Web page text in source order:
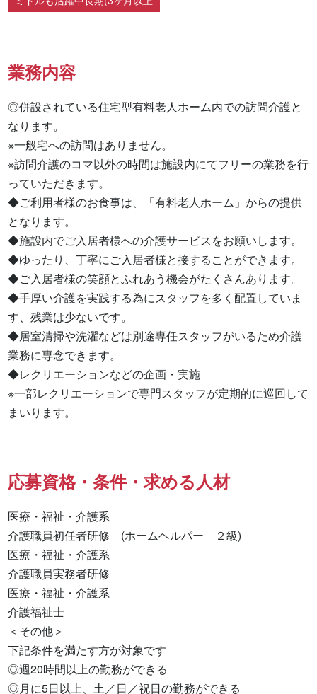
業務内容
◎併設されている住宅型有料老人ホーム内での訪問介護と
なります。
※一般宅への訪問はありません。
※訪問介護のコマ以外の時間は施設内にてフリーの業務を行
っていただきます。
◆ご利用者様のお食事は、「有料老人ホーム」からの提供
となります。
◆施設内でご入居者様への介護サービスをお願いします。
◆ゆったり、丁寧にご入居者様と接することができます。
◆ご入居者様の笑顔とふれあう機会がたくさんあります。
◆手厚い介護を実践する為にスタッフを多く配置していま
す、残業は少ないです。
◆居室清掃や洗濯などは別途専任スタッフがいるため介護
業務に専念できます。
◆レクリエーションなどの企画・実施
※一部レクリエーションで専門スタッフが定期的に巡回して
まいります。
応募資格・条件・求める人材
医療・福祉・介護系
介護職員初任者研修　(ホームヘルパー　２級)
医療・福祉・介護系
介護職員実務者研修
医療・福祉・介護系
介護福祉士
＜その他＞
下記条件を満たす方が対象です
◎週20時間以上の勤務ができる
◎月に5日以上、土／日／祝日の勤務ができる